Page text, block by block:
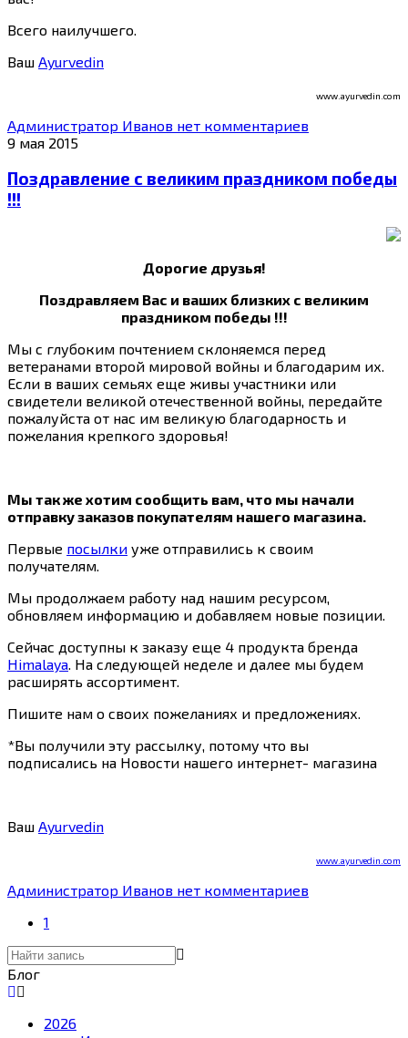
Всего наилучшего.
Ваш Ayurvedin
www.ayurvedin.com
Администратор Иванов нет комментариев
9 мая 2015
Поздравление c великим праздником победы
!!!
Дорогие друзья!
Поздравляем Вас и ваших близких с великим
праздником победы !!!
Мы с глубоким почтением склоняемся перед
ветеранами второй мировой войны и благодарим их.
Если в ваших семьях еще живы участники или
свидетели великой отечественной войны, передайте
пожалуйста от нас им великую благодарность и
пожелания крепкого здоровья!
Мы так же хотим сообщить вам, что мы начали
отправку заказов покупателям нашего магазина.
Первые посылки уже отправились к своим
получателям.
Мы продолжаем работу над нашим ресурсом,
обновляем информацию и добавляем новые позиции.
Сейчас доступны к заказу еще 4 продукта бренда
Himalaya. На следующей неделе и далее мы будем
расширять ассортимент.
Пишите нам о своих пожеланиях и предложениях.
*Вы получили эту рассылку, потому что вы
подписались на Новости нашего интернет- магазина
Ваш Ayurvedin
www.ayurvedin.com
Администратор Иванов нет комментариев
1
Блог
2026